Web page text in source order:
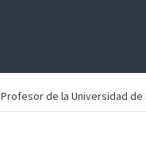
Profesor de la Universidad de